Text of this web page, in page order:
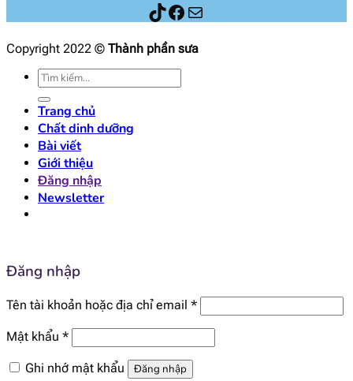
Thành phần sữaFacebook
Mail
Copyright 2022 © Thành phần sưa
Tìm
kiếm:
Trang chủ
Chất dinh dưỡng
Bài viết
Giới thiệu
Đăng nhập
Newsletter
Đăng nhập
Tên tài khoản hoặc địa chỉ email *Bắt
buộc
Mật khẩu *Bắt
buộc
Ghi nhớ mật khẩu
Đăng nhập